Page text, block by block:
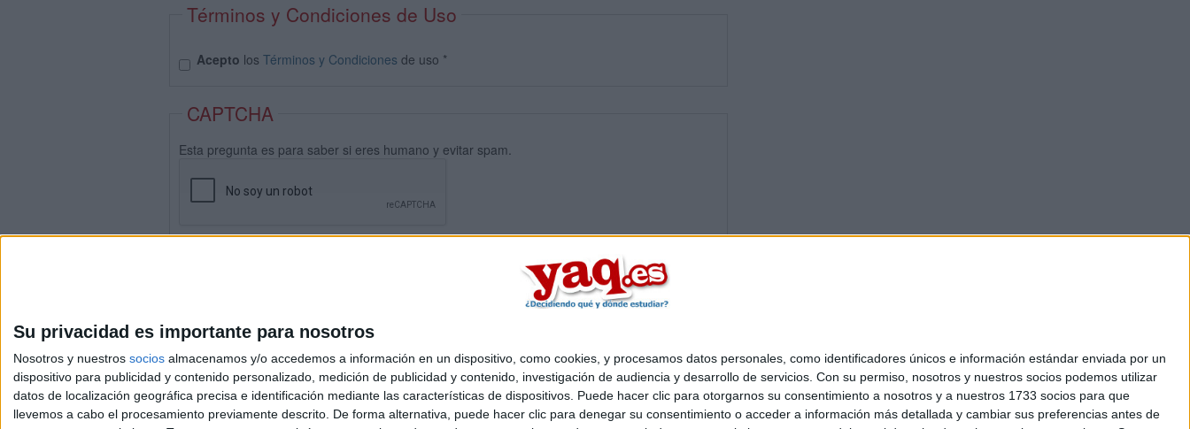
Su privacidad es importante para nosotros
Nosotros y nuestros socios almacenamos y/o accedemos a información en un dispositivo, como cookies, y procesamos datos personales, como identificadores únicos e información estándar enviada por un
dispositivo para publicidad y contenido personalizado, medición de publicidad y contenido, investigación de audiencia y desarrollo de servicios. Con su permiso, nosotros y nuestros socios podemos utilizar
datos de localización geográfica precisa e identificación mediante las características de dispositivos. Puede hacer clic para otorgarnos su consentimiento a nosotros y a nuestros 1733 socios para que
llevemos a cabo el procesamiento previamente descrito. De forma alternativa, puede hacer clic para denegar su consentimiento o acceder a información más detallada y cambiar sus preferencias antes de
Términos y Condiciones de Uso
Acepto los Términos y Condiciones de uso *
CAPTCHA
Esta pregunta es para saber si eres humano y evitar spam.
Quiénes somos |Contactar| Anúnciate
Aviso legal|Politica de privacidad|Condiciones generales|Política de cookies